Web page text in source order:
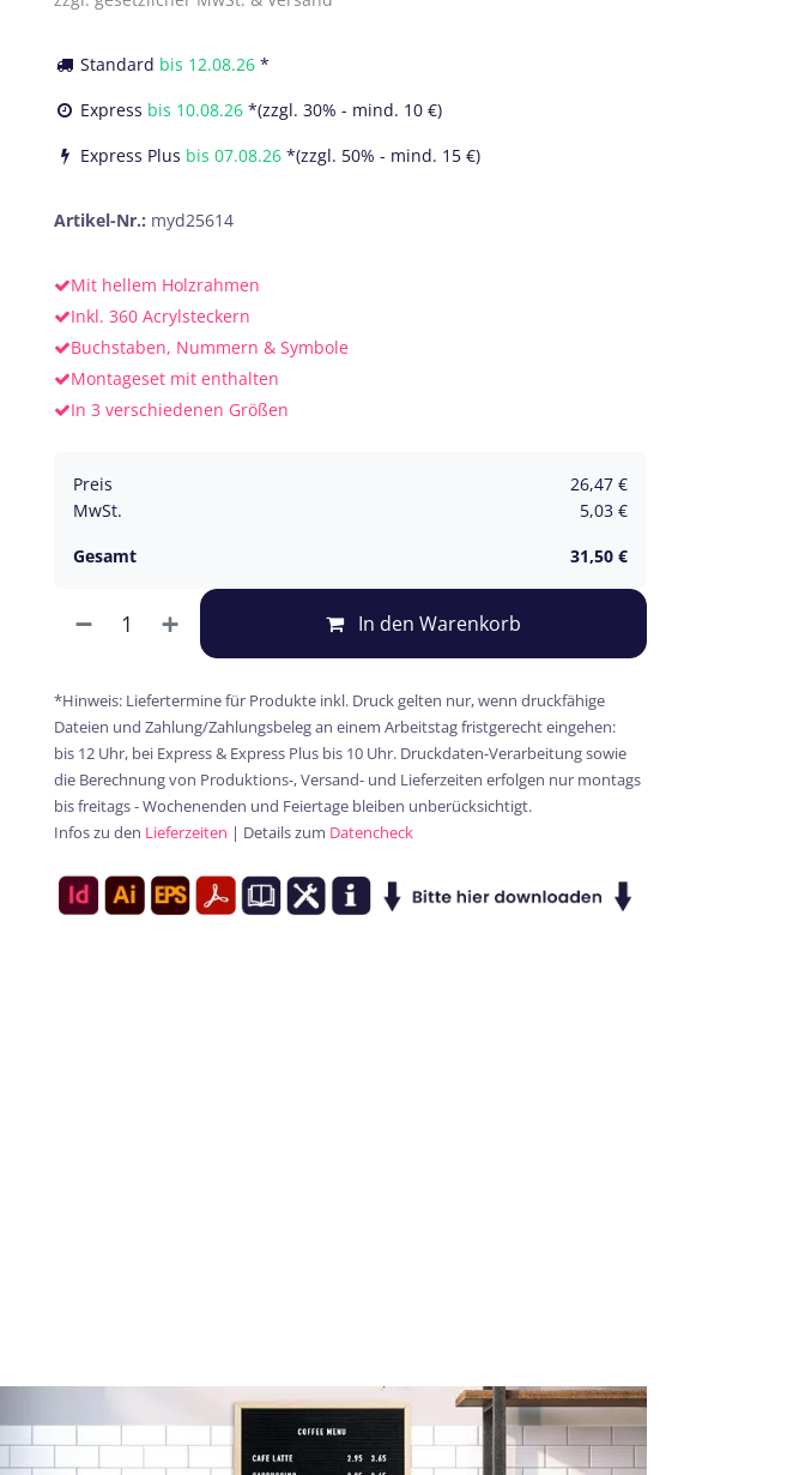
Standard bis 12.08.26 *
Express bis 10.08.26 *(zzgl. 30% - mind. 10 €)
Express Plus bis 07.08.26 *(zzgl. 50% - mind. 15 €)
Artikel-Nr.: myd25614
Mit hellem Holzrahmen
Inkl. 360 Acrylsteckern
Buchstaben, Nummern & Symbole
Montageset mit enthalten
In 3 verschiedenen Größen
Preis 26,47 €
MwSt.
5,03 €
Gesamt
31,50 €
In den Warenkorb
*Hinweis: Liefertermine für Produkte inkl. Druck gelten nur, wenn druckfähige
Dateien und Zahlung/Zahlungsbeleg an einem Arbeitstag fristgerecht eingehen:
bis 12 Uhr, bei Express & Express Plus bis 10 Uhr. Druckdaten-Verarbeitung sowie
die Berechnung von Produktions-, Versand- und Lieferzeiten erfolgen nur montags
bis freitags - Wochenenden und Feiertage bleiben unberücksichtigt.
Infos zu den Lieferzeiten | Details zum Datencheck